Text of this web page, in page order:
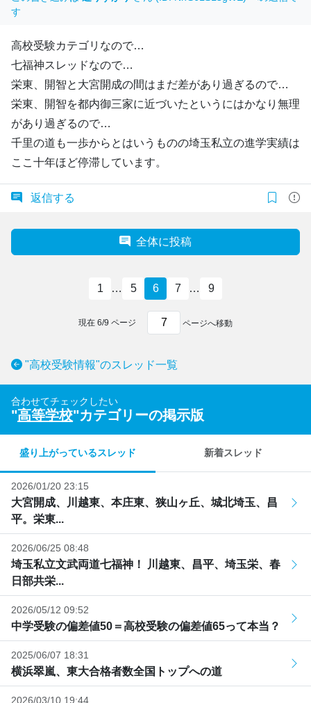
す
高校受験カテゴリなので…
七福神スレッドなので…
栄東、開智と大宮開成の間はまだ差があり過ぎるので…
栄東、開智を都内御三家に近づいたというにはかなり無理
があり過ぎるので…
千里の道も一歩からとはいうものの埼玉私立の進学実績は
ここ十年ほど停滞しています。
返信する
全体に投稿
1 … 5 6 7 … 9
現在 6/9 ページ ページへ移動
"高校受験情報"のスレッド一覧
合わせてチェックしたい
"高等学校"カテゴリーの掲示版
盛り上がっているスレッド 新着スレッド
2026/01/20 23:15
大宮開成、川越東、本庄東、狭山ヶ丘、城北埼玉、昌
平。栄東...
2026/06/25 08:48
埼玉私立文武両道七福神！ 川越東、昌平、埼玉栄、春
日部共栄...
2026/05/12 09:52
中学受験の偏差値50＝高校受験の偏差値65って本当？
2025/06/07 18:31
横浜翠嵐、東大合格者数全国トップへの道
2026/03/10 19:44